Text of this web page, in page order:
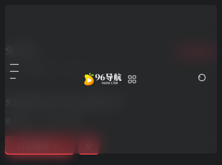
兔小巢
7个月前更新
免费便捷的用户意见反馈服务平台
收录时间：